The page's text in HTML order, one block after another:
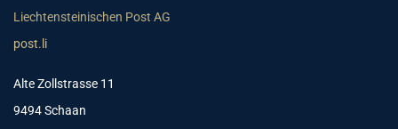
Liechtensteinischen Post AG
post.li
Alte Zollstrasse 11
9494 Schaan